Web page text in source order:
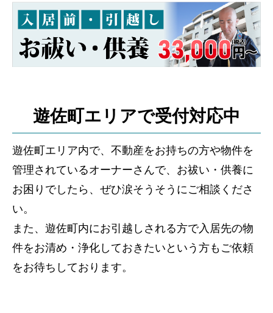
遊佐町エリアで受付対応中
遊佐町エリア内で、不動産をお持ちの方や物件を
管理されているオーナーさんで、お祓い・供養に
お困りでしたら、ぜひ涙そうそうにご相談くださ
い。
また、遊佐町内にお引越しされる方で入居先の物
件をお清め・浄化しておきたいという方もご依頼
をお待ちしております。